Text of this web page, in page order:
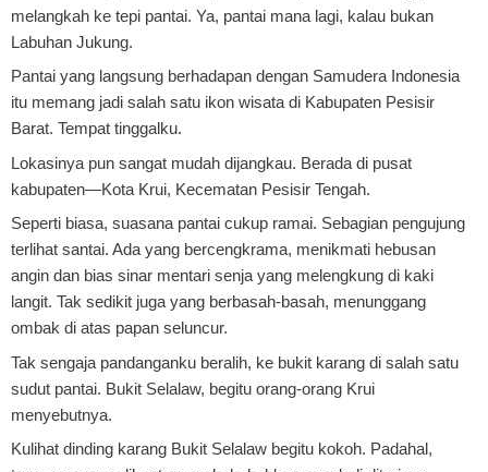
melangkah ke tepi pantai. Ya, pantai mana lagi, kalau bukan
Labuhan Jukung.
Pantai yang langsung berhadapan dengan Samudera Indonesia
itu memang jadi salah satu ikon wisata di Kabupaten Pesisir
Barat. Tempat tinggalku.
Lokasinya pun sangat mudah dijangkau. Berada di pusat
kabupaten—Kota Krui, Kecematan Pesisir Tengah.
Seperti biasa, suasana pantai cukup ramai. Sebagian pengujung
terlihat santai. Ada yang bercengkrama, menikmati hebusan
angin dan bias sinar mentari senja yang melengkung di kaki
langit. Tak sedikit juga yang berbasah-basah, menunggang
ombak di atas papan seluncur.
Tak sengaja pandanganku beralih, ke bukit karang di salah satu
sudut pantai. Bukit Selalaw, begitu orang-orang Krui
menyebutnya.
Kulihat dinding karang Bukit Selalaw begitu kokoh. Padahal,